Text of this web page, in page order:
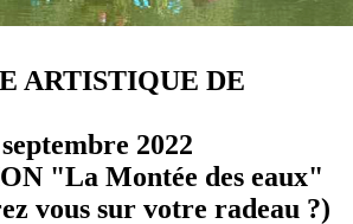
ARTISTIQUE DE
2022
"La Montée des eaux"
vous sur votre radeau ?)